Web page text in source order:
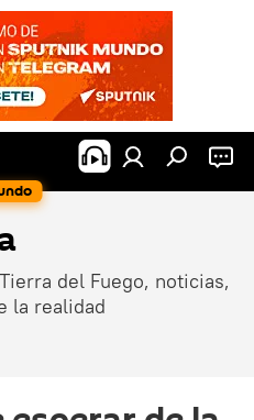
del Fuego, noticias,
la realidad